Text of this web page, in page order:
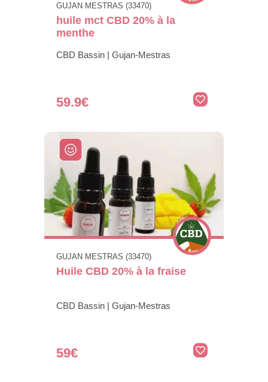
GUJAN MESTRAS (33470)
huile mct CBD 20% à la
menthe
CBD Bassin | Gujan-Mestras
59.9€
GUJAN MESTRAS (33470)
Huile CBD 20% à la fraise
CBD Bassin | Gujan-Mestras
59€